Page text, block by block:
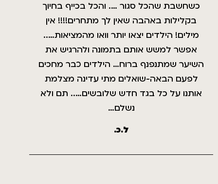
כשחשבת שהכל סגור …. והכל בכייף בחיוך
בקלילות באהבה שאין לך מתחרים!!!! אין
מילים! הילדים יצאו יותר וואו מהמציאות…..
אפשר למשש אותם בתמונה ולהרגיש את
השיער שמתנפנף ברוח… הילדים כבר מחכים
לפעם הבאה-שואלים מתי עדינה מצלמת
אותנו על כל בגד חדש שלובשים….. תם ולא
נשלם…
ל.כ.